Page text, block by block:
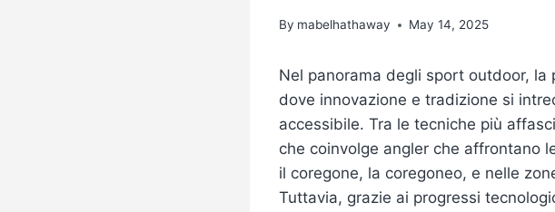
By mabelhathaway May 14, 2025
Nel panorama degli sport outdoor, la
dove innovazione e tradizione si
accessibile. Tra le tecniche più
che coinvolge angler che affrontano
il coregone, la coregoneo, e nelle
Tuttavia, grazie ai progressi